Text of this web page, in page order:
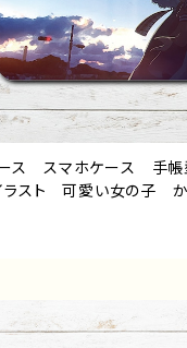
ス スマホケース 手
スト 可愛い女の子
エモい 風景 綺麗 美
ルジック メンズ レディ
ンドロイド ケース 個
ボブヘア ショートカ